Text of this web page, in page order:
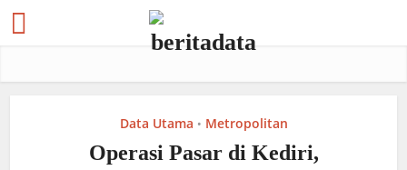
Data Utama • Metropolitan
Operasi Pasar di Kediri,